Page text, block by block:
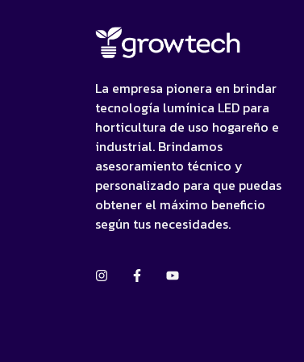
La empresa pionera en brindar
tecnología lumínica LED para
horticultura de uso hogareño e
industrial. Brindamos
asesoramiento técnico y
personalizado para que puedas
obtener el máximo beneficio
según tus necesidades.